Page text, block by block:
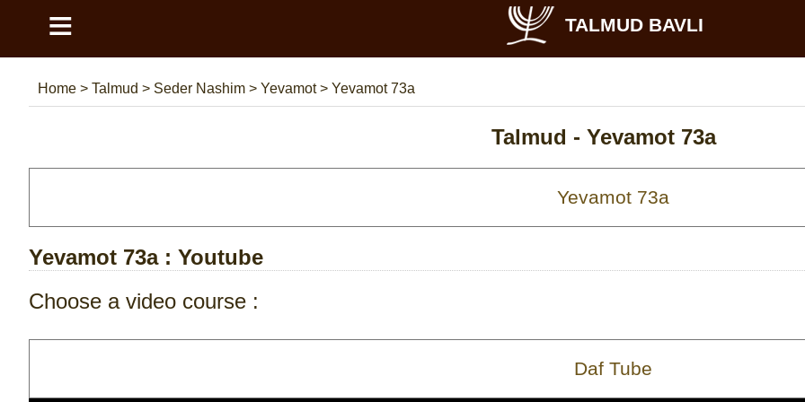
≡ TALMUD BAVLI
Home > Talmud > Seder Nashim > Yevamot> Yevamot 73a
Talmud - Yevamot 73a
Yevamot 73a: Youtube
Choose a video course :